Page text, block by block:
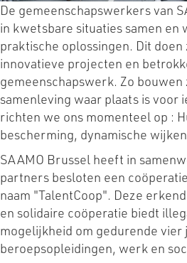
De gemeenschapswerkers van
in kwetsbare situaties samen en
praktische oplossingen. Dit
innovatieve projecten en
gemeenschapswerk. Zo bouwen
samenleving waar plaats is voor
richten we ons momenteel op :
bescherming, dynamische
SAAMO Brussel heeft in
partners besloten een
naam "TalentCoop". Deze
en solidaire coöperatie biedt
mogelijkheid om gedurende
beroepsopleidingen, werk en